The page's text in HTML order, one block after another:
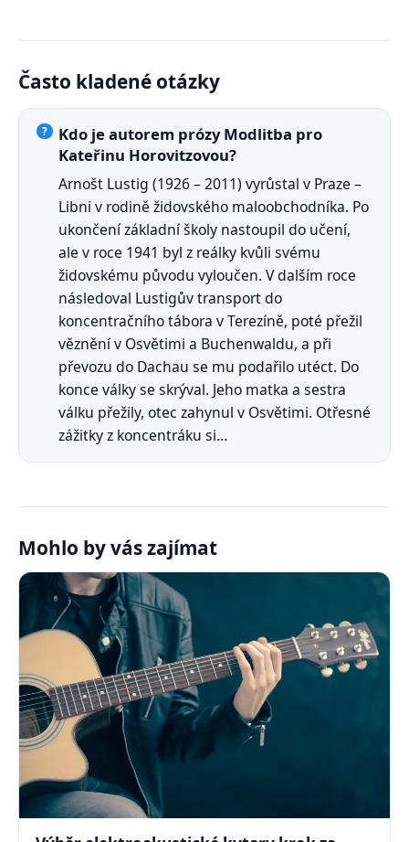
Často kladené otázky
Kdo je autorem prózy Modlitba pro
Kateřinu Horovitzovou?
Arnošt Lustig (1926 – 2011) vyrůstal v Praze –
Libni v rodině židovského maloobchodníka. Po
ukončení základní školy nastoupil do učení,
ale v roce 1941 byl z reálky kvůli svému
židovskému původu vyloučen. V dalším roce
následoval Lustigův transport do
koncentračního tábora v Terezíně, poté přežil
věznění v Osvětimi a Buchenwaldu, a při
převozu do Dachau se mu podařilo utéct. Do
konce války se skrýval. Jeho matka a sestra
válku přežily, otec zahynul v Osvětimi. Otřesné
zážitky z koncentráku si…
Mohlo by vás zajímat